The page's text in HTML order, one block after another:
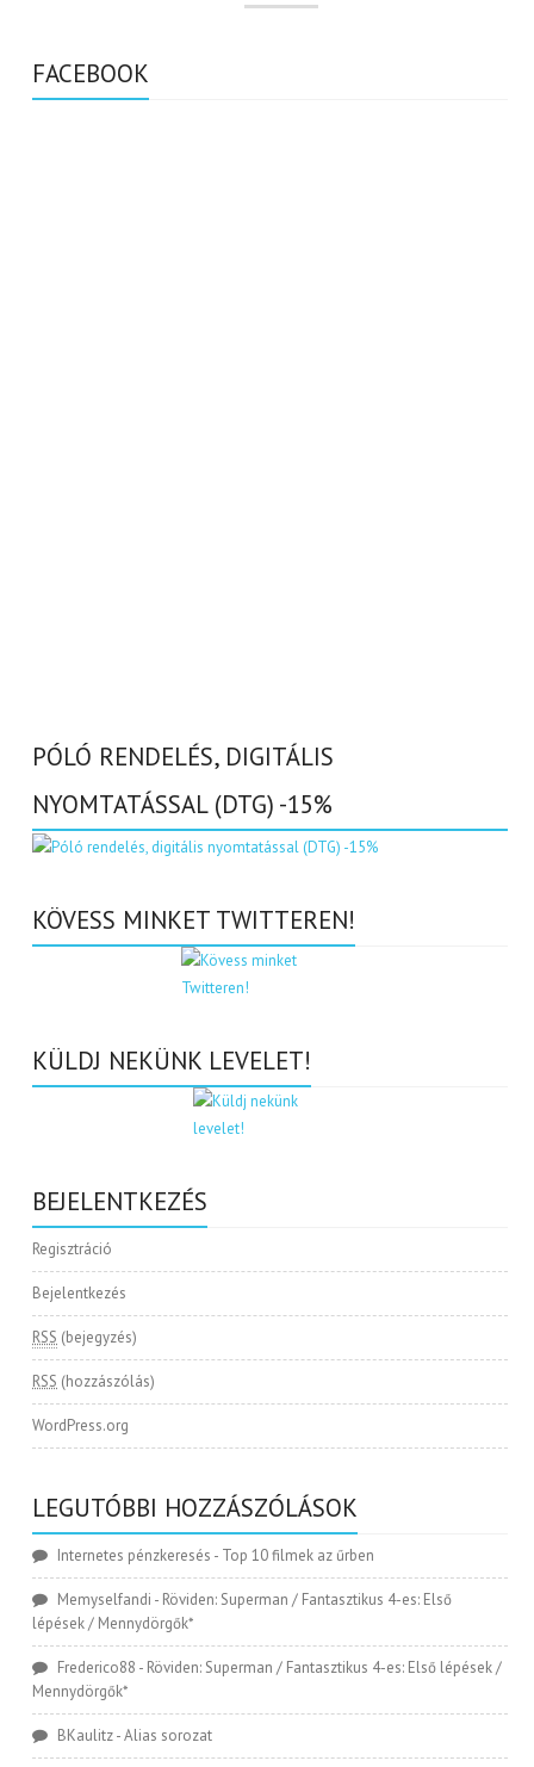
FACEBOOK
PÓLÓ RENDELÉS, DIGITÁLIS
NYOMTATÁSSAL (DTG) -15%
KÖVESS MINKET TWITTEREN!
KÜLDJ NEKÜNK LEVELET!
BEJELENTKEZÉS
Regisztráció
Bejelentkezés
RSS (bejegyzés)
RSS (hozzászólás)
WordPress.org
LEGUTÓBBI HOZZÁSZÓLÁSOK
Internetes pénzkeresés - Top 10 filmek az űrben
Memyselfandi - Röviden: Superman / Fantasztikus 4-es: Első
lépések / Mennydörgők*
Frederico88 - Röviden: Superman / Fantasztikus 4-es: Első lépések /
Mennydörgők*
BKaulitz-Alias sorozat